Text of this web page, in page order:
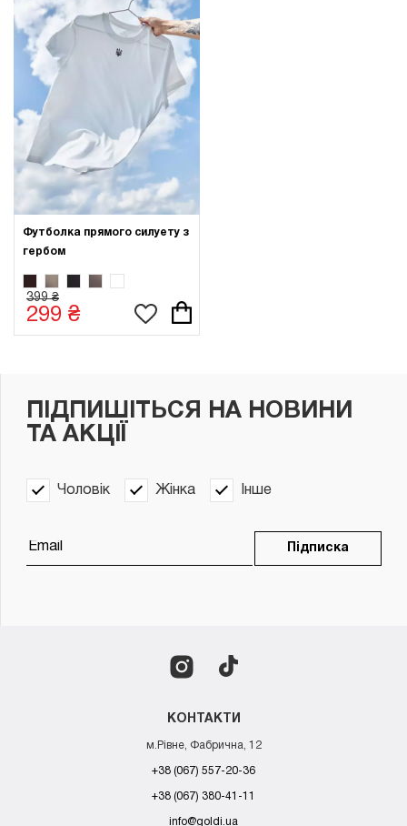
Футболка прямого силуету з
гербом
399 ₴
299 ₴
КОНТАКТИ
м.Рівне, Фабрична, 12
+38 (067) 557-20-36
+38 (067) 380-41-11
info@goldi.ua
ПІДПИШІТЬСЯ НА НОВИНИ
ТА АКЦІЇ
Чоловік Жінка Інше
Підписка